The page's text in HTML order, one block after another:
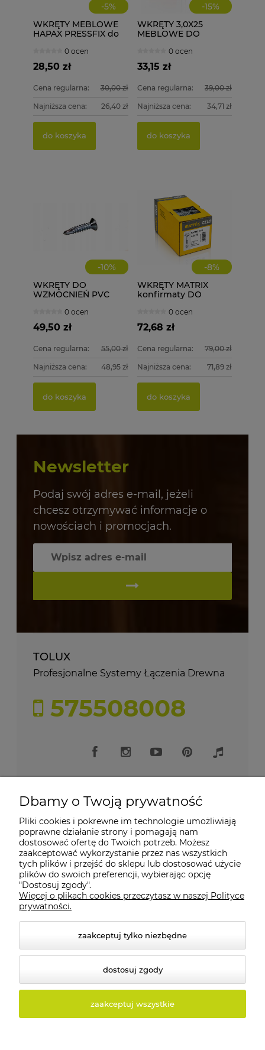
-5%
WKRĘTY MEBLOWE
HAPAX PRESSFIX do
4x35 200 szt.
ściągające
0 ocen
28,50 zł
Cena regularna: 30,00 zł
Najniższa cena: 26,40 zł
do koszyka
-15%
WKRĘTY 3,0X25
MEBLOWE DO
0 ocen
33,15 zł
Cena regularna: 39,00 zł
Najniższa cena: 34,71 zł
do koszyka
-10%
WKRĘTY DO
WZMOCNIEŃ PVC
1000 szt.0 ocen
49,50 zł
Cena regularna: 55,00 zł
Najniższa cena: 48,95 zł
do koszyka
-8%
WKRĘTY MATRIX
konfirmaty DO
szt. 4x700 ocen
72,68 zł
Cena regularna: 79,00 zł
Najniższa cena: 71,89 zł
do koszyka
Newsletter
Podaj swój adres e-mail, jeżeli
chcesz otrzymywać informacje o
nowościach i promocjach.
TOLUX
Profesjonalne Systemy Łączenia Drewna
575508008
Moje konto
Płatności i dostawa
Informacje
Styl graficzny i aplikacje ShopGadget.pl
Dbamy o Twoją prywatność
Pliki cookies i pokrewne im technologie umożliwiają
poprawne działanie strony i pomagają nam
dostosować ofertę do Twoich potrzeb. Możesz
zaakceptować wykorzystanie przez nas wszystkich
tych plików i przejść do sklepu lub dostosować użycie
plików do swoich preferencji, wybierając opcję
"Dostosuj zgody".
Więcej o plikach cookies przeczytasz w naszej Polityce
prywatności.
zaakceptuj tylko niezbędne
dostosuj zgody
zaakceptuj wszystkie